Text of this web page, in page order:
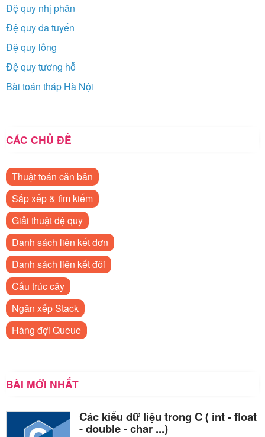
Đệ quy nhị phân
Đệ quy đa tuyến
Đệ quy lồng
Đệ quy tương hỗ
Bài toán tháp Hà Nội
CÁC CHỦ ĐỀ
Thuật toán căn bản
Sắp xếp & tìm kiếm
Giải thuật đệ quy
Danh sách liên kết đơn
Danh sách liên kết đôi
Cấu trúc cây
Ngăn xếp Stack
Hàng đợi Queue
BÀI MỚI NHẤT
Các kiểu dữ liệu trong C ( int - float
- double - char ...)